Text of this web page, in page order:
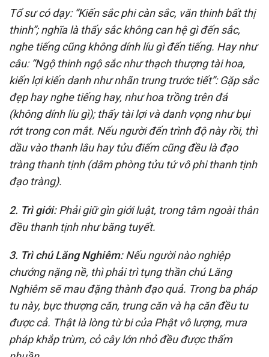
Tổ sư có dạy: “Kiến sắc phi càn sắc, văn thinh bất thị
thinh”; nghĩa là thấy sắc không can hệ gì đến sắc,
nghe tiếng cũng không dính líu gì đến tiếng. Hay như
câu: “Ngộ thinh ngộ sắc như thạch thượng tài hoa,
kiến lợi kiến danh như nhãn trung trước tiết”: Gặp sắc
đẹp hay nghe tiếng hay, như hoa trồng trên đá
(không dính líu gì); thấy tài lợi và danh vọng như bụi
rớt trong con mắt. Nếu người đến trình độ này rồi, thì
dầu vào thanh lâu hay tửu điếm cũng đều là đạo
tràng thanh tịnh (dâm phòng tửu tứ vô phi thanh tịnh
đạo tràng).
2. Trì giới:Phải giữ gìn giới luật, trong tâm ngoài thân
đều thanh tịnh như băng tuyết.
3. Trì chú Lăng Nghiêm:Nếu người nào nghiệp
chướng nặng nề, thì phải trì tụng thần chú Lăng
Nghiêm sẽ mau đặng thành đạo quả. Trong ba pháp
tu này, bực thượng căn, trung căn và hạ căn đều tu
được cả. Thật là lòng từ bi của Phật vô lượng, mưa
pháp khắp trùm, cỏ cây lớn nhỏ đều được thấm